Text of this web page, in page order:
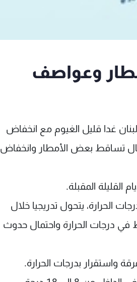
وعواصف
غدا قليل الغيوم مع انخفاض
تساقط بعض الأمطار وانخفاض
المقبلة.
يتحول تدريجيا خلال
درجات الحرارة واحتمال حدوث
واستقرار بدرجات الحرارة.